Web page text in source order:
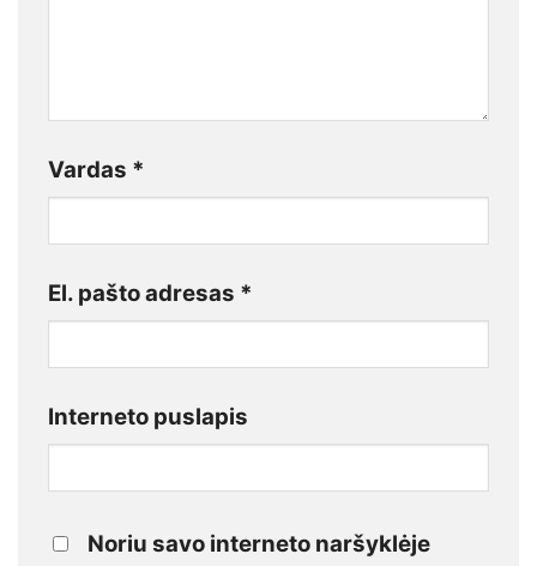
Vardas *
El. pašto adresas *
Interneto puslapis
Noriu savo interneto naršyklėje